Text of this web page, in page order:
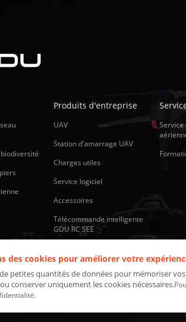
Produits d'entreprise
UAV
Station d'amarrage UAV
Charges utiles
Service logiciel
Accessoires
Télécommande intelligente
GDU RC SEE
TECHNOLOGY Tous droits réservés
des cookies pour améliorer votre
petites quantités de données pour mémoriser
conserver uniquement les cookies nécessaires.
.